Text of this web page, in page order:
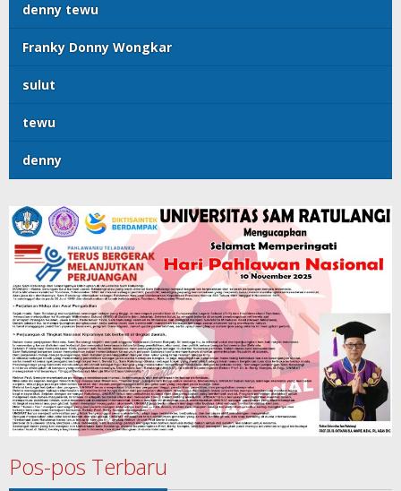
denny tewu
Franky Donny Wongkar
sulut
tewu
denny
Pos-pos Terbaru